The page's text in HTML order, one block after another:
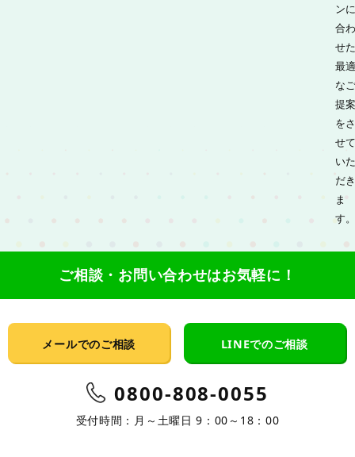
ン
合
せ
最
な
提
を
せ
い
だ
ま
す
ご相談・お問い合わせはお気軽に！
メールでのご相談 LINEでのご相談
0800-808-0055
受付時間：月～土曜日 9：00～18：00